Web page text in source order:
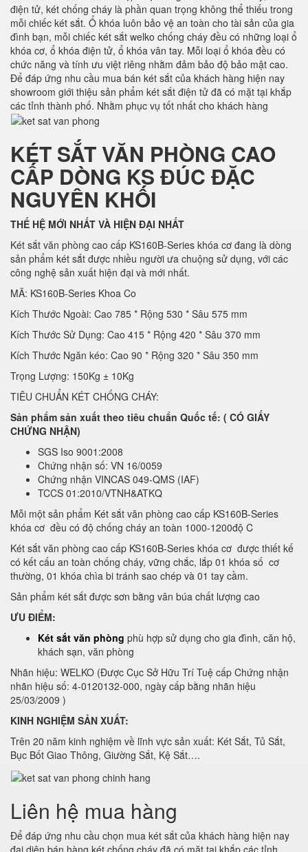
điện tử, két chống cháy là phần quan trọng không thể thiếu trong
mỗi chiếc két sắt. Ổ khóa luôn bảo vệ an toàn cho tài sản của gia
đình bạn, mỗi chiếc két sắt welko chống cháy đều có những loại ổ
khóa cơ, ổ khóa điện tử, ổ khóa vân tay. Mỗi loại ổ khóa đều có
chức năng và tính ưu việt riêng nhằm đảm bảo độ bảo mật cao.
Để đáp ứng nhu cầu mua bán két sắt của khách hàng hiện nay
showroom giới thiệu sản phẩm két sắt điện tử đã có mặt tại khắp
các tỉnh thành phố. Nhằm phục vụ tốt nhất cho khách hàng
KÉT SẮT VĂN PHÒNG CAO
CẤP DÒNG KS ĐÚC ĐẶC
NGUYÊN KHỐI
THẾ HỆ MỚI NHẤT VÀ HIỆN ĐẠI NHẤT
Két sắt văn phòng cao cấp KS160B-Series khóa cơ đang là dòng
sản phẩm két sắt được nhiều người ưa chuộng sử dụng, với các
công nghệ sản xuất hiện đại và mới nhất.
MÃ: KS160B-Series Khoa Co
Kích Thước Ngoài: Cao 785 * Rộng 530 * Sâu 575 mm
Kích Thước Sử Dụng: Cao 415 * Rộng 420 * Sâu 370 mm
Kích Thước Ngăn kéo: Cao 90 * Rộng 320 * Sâu 350 mm
Trọng Lượng: 150Kg ± 10Kg
TIÊU CHUẨN KÉT CHỐNG CHÁY:
Sản phẩm sản xuất theo tiêu chuẩn Quốc tế: ( CÓ GIẤY
CHỨNG NHẬN)
SGS Iso 9001:2008
Chứng nhận số: VN 16/0059
Chứng nhận VINCAS 049-QMS (IAF)
TCCS 01:2010/VTNH&ATKQ
Mỗi một sản phẩm Két sắt văn phòng cao cấp KS160B-Series
khóa cơ đều có độ chống cháy an toàn 1000-1200độ C
Két sắt văn phòng cao cấp KS160B-Series khóa cơ được thiết kế
có kết cấu an toàn chống cháy, vững chắc, lắp 01 khóa số cơ
thường, 01 khóa chìa bi tránh sao chép và 01 tay cầm.
Sản phẩm két sắt được sơn bằng vân búa chất lượng cao
ƯU ĐIỂM:
Két sắt văn phòng phù hợp sử dụng cho gia đình, căn hộ,
khách sạn, văn phòng
Nhãn hiệu: WELKO (Được Cục Sở Hữu Trí Tuệ cấp Chứng nhận
nhãn hiệu số: 4-0120132-000, ngày cấp bằng nhãn hiệu
25/03/2009 )
KINH NGHIỆM SẢN XUẤT:
Trên 20 năm kinh nghiệm về lĩnh vực sản xuất: Két Sắt, Tủ Sắt,
Bục Bốt Giao Thông, Giường Sắt, Kệ Sắt….
Liên hệ mua hàng
Để đáp ứng nhu cầu chọn mua két sắt của khách hàng hiện nay
đại diện bán hàng két chống cháy đã có mặt tại khắp các tỉnh